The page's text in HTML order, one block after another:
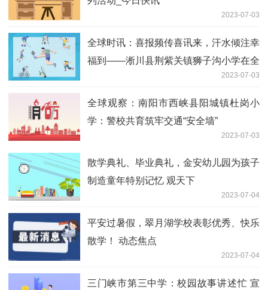
2023-07-03
全球时讯：喜报频传喜讯来，汗水倾注幸
福到——淅川县荆紫关镇狮子沟小学在全
2023-07-03
全球观察：南阳市西峡县阳城镇杜岗小
学：警校共育筑牢交通“安全墙”
2023-07-03
散学典礼、毕业典礼，金安幼儿园为孩子
制造童年特别记忆 观天下
2023-07-04
平安过暑假，翠月湖学校表彰优秀、快乐
散学！ 动态焦点
2023-07-04
三门峡市第三中学：校园故事讲述忙 宣